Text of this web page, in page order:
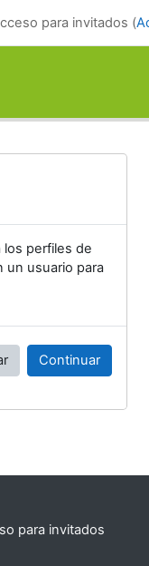
para invitados (
perfiles de
un usuario para
Continuar
para invitados